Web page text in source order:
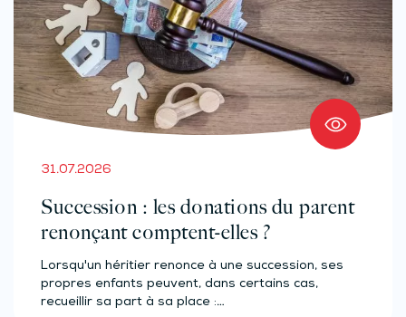
31.07.2026
Succession : les donations du parent
renonçant comptent-elles ?
Lorsqu'un héritier renonce à une succession, ses
propres enfants peuvent, dans certains cas,
recueillir sa part à sa place :…